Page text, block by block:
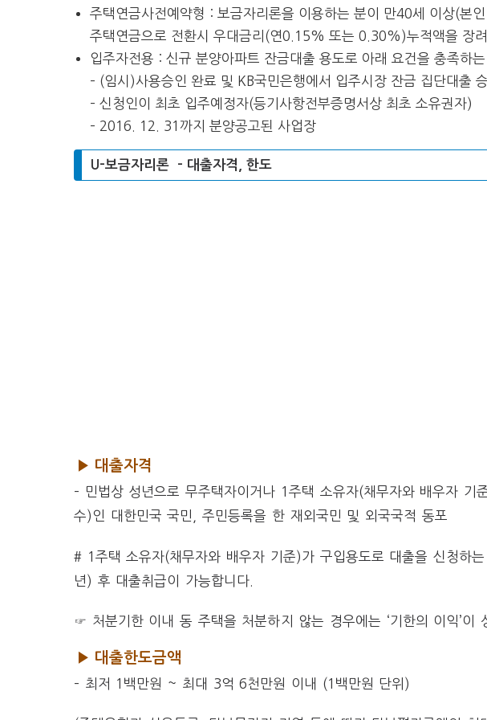
주택연금사전예약형 : 보금자리론을 이용하는 분이 만40세 이상(본
주택연금으로 전환시 우대금리(연0.15% 또는 0.30%)누적액을 장
입주자전용 : 신규 분양아파트 잔금대출 용도로 아래 요건을 충족하
– (임시)사용승인 완료 및 KB국민은행에서 입주시장 잔금 집단대출
– 신청인이 최초 입주예정자(등기사항전부증명서상 최초 소유권자)
– 2016. 12. 31까지 분양공고된 사업장
U-보금자리론 – 대출자격, 한도
▶ 대출자격
– 민법상 성년으로 무주택자이거나 1주택 소유자(채무자와 배우자
수)인 대한민국 국민, 주민등록을 한 재외국민 및 외국국적 동포
# 1주택 소유자(채무자와 배우자 기준)가 구입용도로 대출을 신청하
년) 후 대출취급이 가능합니다.
☞ 처분기한 이내 동 주택을 처분하지 않는 경우에는 ‘기한의 이익’이
▶ 대출한도금액
– 최저 1백만원 ~ 최대 3억 6천만원 이내 (1백만원 단위)